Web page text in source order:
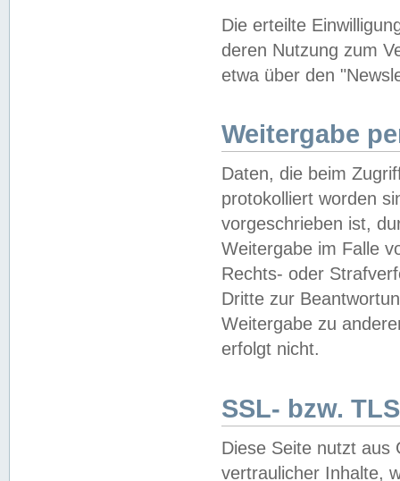
Die erteilte
deren Nutzung zum
etwa über den
Weitergabe
Daten, die beim
protokolliert worden
vorgeschrieben ist,
Weitergabe im Falle
Rechts- oder
Dritte zur
Weitergabe zu
erfolgt nicht.
SSL- bzw.
Diese Seite nutzt aus
vertraulicher Inhalte,